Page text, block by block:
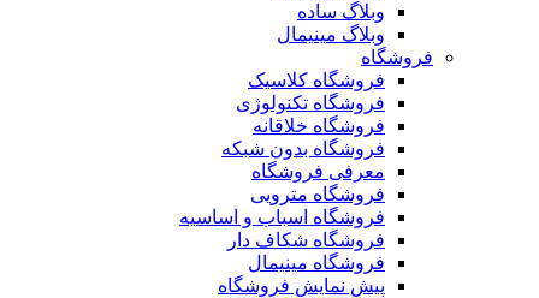
وبلاگ ساده
وبلاگ مینیمال
فروشگاه
فروشگاه کلاسیک
فروشگاه تکنولوژی
فروشگاه خلاقانه
فروشگاه بدون شبکه
معرفی فروشگاه
فروشگاه مترویی
فروشگاه اسباب و اساسیه
فروشگاه شکاف دار
فروشگاه مینیمال
پیش نمایش فروشگاه